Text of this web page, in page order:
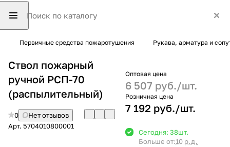
Первичные средства пожаротушения Рукава, арматура и
Ствол пожарный
ручной РСП-70
(распылительный)
0
Нет отзывов
Арт. 5704010800001
Оптовая цена
6 507 руб./шт.
Розничная цена
7 192 руб./шт.
Сегодня: 38шт.
Больше от:10 р.д.